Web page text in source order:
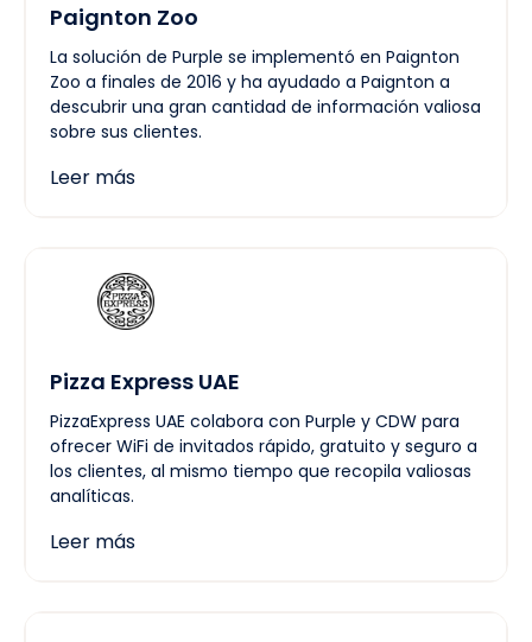
Paignton Zoo
La solución de Purple se implementó en Paignton
Zoo a finales de 2016 y ha ayudado a Paignton a
descubrir una gran cantidad de información valiosa
sobre sus clientes.
Leer más
Pizza Express UAE
PizzaExpress UAE colabora con Purple y CDW para
ofrecer WiFi de invitados rápido, gratuito y seguro a
los clientes, al mismo tiempo que recopila valiosas
analíticas.
Leer más